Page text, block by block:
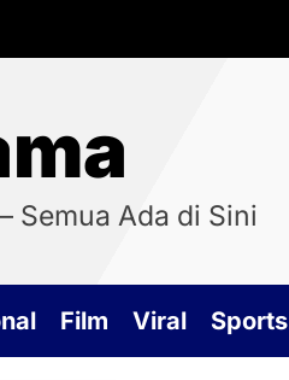
Semua Ada di Sini
Film Viral Sports